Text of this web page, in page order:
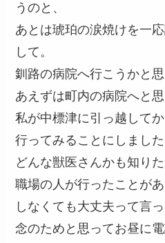
うのと、
あとは琥珀の涙焼けを一
して。
釧路の病院へ行こうかと
あえずは町内の病院へと思
私が中標津に引っ越して
行ってみることにしました
どんな獣医さんかも知りた
職場の人が行ったことが
しなくても大丈夫って言
念のためと思ってお昼に